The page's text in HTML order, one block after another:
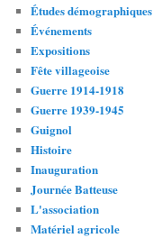
Études démographiques
Événements
Expositions
Fête villageoise
Guerre 1914-1918
Guerre 1939-1945
Guignol
Histoire
Inauguration
Journée Batteuse
L'association
Matériel agricole